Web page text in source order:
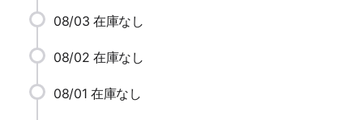
08/03 在庫なし
08/02 在庫なし
08/01 在庫なし